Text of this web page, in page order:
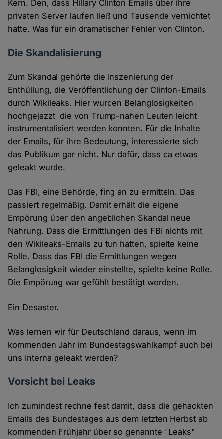
Kern. Den, dass Hillary Clinton Emails über ihre
privaten Server laufen ließ und Tausende vernichtet
hatte. Was für ein dramatischer Fehler von Clinton.
Die Skandalisierung
Zum Skandal gehörte die Inszenierung der
Enthüllung, die Veröffentlichung der Clinton-Emails
durch Wikileaks. Hier wurden Belanglosigkeiten
hochgejazzt, die von Trump-nahen Leuten leicht
instrumentalisiert werden konnten. Für die Inhalte
der Emails, für ihre Bedeutung, interessierte sich
das Publikum gar nicht. Nur dafür, dass da etwas
geleakt wurde.
Das FBI, eine Behörde, fing an zu ermitteln. Das
passiert regelmäßig. Damit erhält die eigene
Empörung über den angeblichen Skandal neue
Nahrung. Dass die Ermittlungen des FBI nichts mit
den Wikileaks-Emails zu tun hatten, spielte keine
Rolle. Dass das FBI die Ermittlungen wegen
Belanglosigkeit wieder einstellte, spielte keine Rolle.
Die Empörung war gefühlt bestätigt worden.
Ein Desaster.
Was lernen wir für Deutschland daraus, wenn im
kommenden Jahr im Bundestagswahlkampf auch bei
uns Interna geleakt werden?
Vorsicht bei Leaks
Ich zumindest rechne fest damit, dass die gehackten
Emails des Bundestages aus dem letzten Herbst ab
kommenden Frühjahr über so genannte "Leaks"